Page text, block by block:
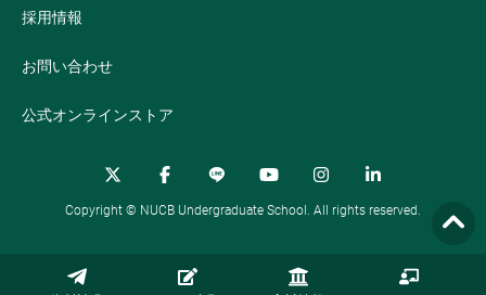
採用情報
お問い合わせ
公式オンラインストア
Copyright © NUCB Undergraduate School. All rights reserved.